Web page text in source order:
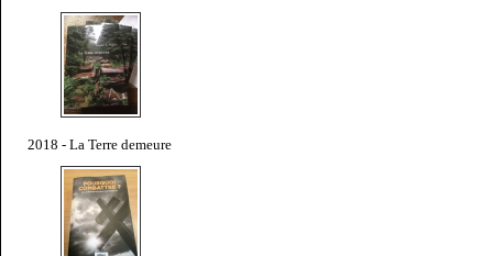
2018 - La Terre demeure